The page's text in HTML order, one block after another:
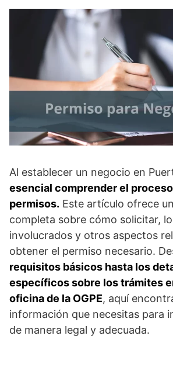
Al establecer un negocio en
esencial comprender el
permisos. Este artículo ofrece
completa sobre cómo solicitar,
involucrados y otros aspectos
obtener el permiso necesario.
requisitos básicos hasta los
específicos sobre los trámites
oficina de la OGPE, aquí
información que necesitas para
de manera legal y adecuada.